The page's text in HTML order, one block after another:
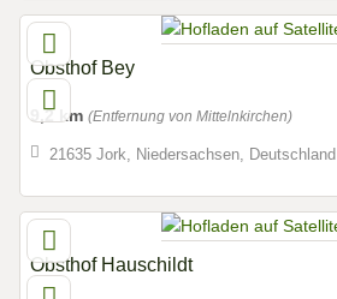
Obsthof Bey
9,2 km (Entfernung von Mittelnkirchen)
21635 Jork, Niedersachsen, Deutschland
Obsthof Hauschildt